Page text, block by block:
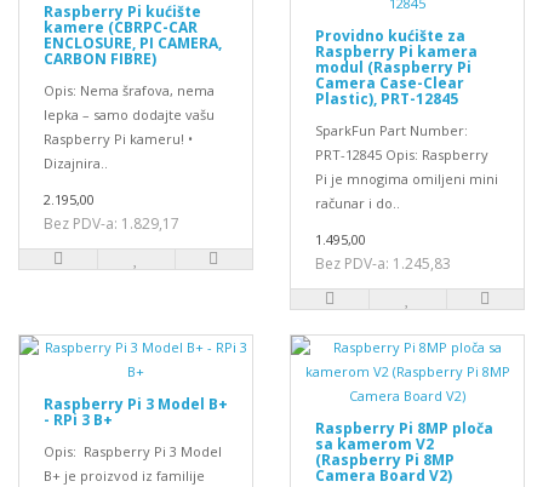
Raspberry Pi kućište
kamere (CBRPC-CAR
ENCLOSURE, PI CAMERA,
CARBON FIBRE)
Opis: Nema šrafova, nema
lepka – samo dodajte vašu
Raspberry Pi kameru! •
Dizajnira..
2.195,00
Bez PDV-a: 1.829,17
Providno kućište za
Raspberry Pi kamera
modul (Raspberry Pi
Camera Case-Clear
Plastic), PRT-12845
SparkFun Part Number:
PRT-12845 Opis: Raspberry
Pi je mnogima omiljeni mini
računar i do..
1.495,00
Bez PDV-a: 1.245,83
Raspberry Pi 3 Model B+
- RPi 3 B+
Opis: Raspberry Pi 3 Model
B+ je proizvod iz familije
Raspberry Pi 8MP ploča
sa kamerom V2
(Raspberry Pi 8MP
Camera Board V2)